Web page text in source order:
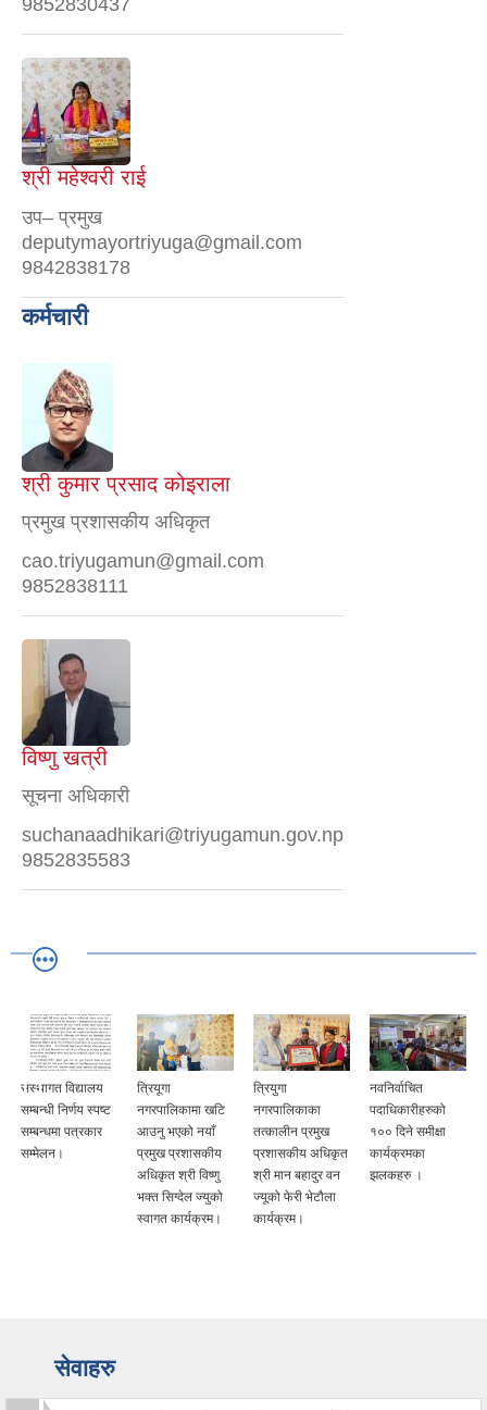
श्री महेश्वरी राई
उप– प्रमुख
deputymayortriyuga@gmail.com
9842838178
कर्मचारी
श्री कुमार प्रसाद कोइराला
प्रमुख प्रशासकीय अधिकृत
cao.triyugamun@gmail.com
9852838111
विष्णु खत्री
सूचना अधिकारी
suchanaadhikari@triyugamun.gov.np
9852835583
संस्थागत विद्यालय
सम्बन्धी निर्णय स्पष्ट
सम्बन्धमा पत्रकार
सम्मेलन।
त्रियूगा
नगरपालिकामा खटि
आउनु भएको नयाँ
प्रमुख प्रशासकीय
अधिकृत श्री विष्णु
भक्त सिग्देल ज्युको
स्वागत कार्यक्रम।
त्रियुगा
नगरपालिकाका
तत्कालीन प्रमुख
प्रशासकीय अधिकृत
श्री मान बहादुर वन
ज्यूको फेरी भेटौला
कार्यक्रम।
नवनिर्वाचित
पदाधिकारीहरुको
१०० दिने समीक्षा
कार्यक्रमका
झलकहरु ।
सेवाहरु